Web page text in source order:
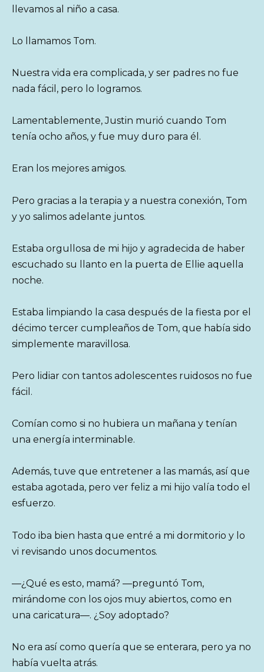
llevamos al niño a casa.
Lo llamamos Tom.
Nuestra vida era complicada, y ser padres no fue
nada fácil, pero lo logramos.
Lamentablemente, Justin murió cuando Tom
tenía ocho años, y fue muy duro para él.
Eran los mejores amigos.
Pero gracias a la terapia y a nuestra conexión, Tom
y yo salimos adelante juntos.
Estaba orgullosa de mi hijo y agradecida de haber
escuchado su llanto en la puerta de Ellie aquella
noche.
Estaba limpiando la casa después de la fiesta por el
décimo tercer cumpleaños de Tom, que había sido
simplemente maravillosa.
Pero lidiar con tantos adolescentes ruidosos no fue
fácil.
Comían como si no hubiera un mañana y tenían
una energía interminable.
Además, tuve que entretener a las mamás, así que
estaba agotada, pero ver feliz a mi hijo valía todo el
esfuerzo.
Todo iba bien hasta que entré a mi dormitorio y lo
vi revisando unos documentos.
—¿Qué es esto, mamá? —preguntó Tom,
mirándome con los ojos muy abiertos, como en
una caricatura—. ¿Soy adoptado?
No era así como quería que se enterara, pero ya no
había vuelta atrás.